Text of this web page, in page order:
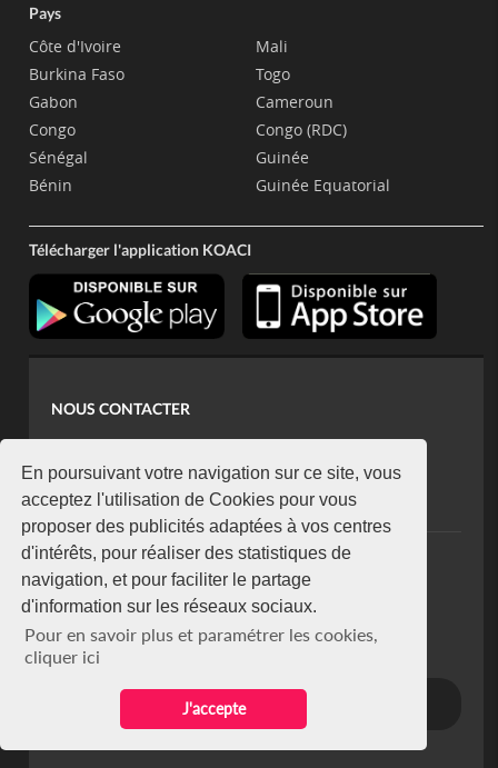
En poursuivant votre navigation sur ce site, vous
acceptez l'utilisation de Cookies pour vous
proposer des publicités adaptées à vos centres
d'intérêts, pour réaliser des statistiques de
navigation, et pour faciliter le partage
d'information sur les réseaux sociaux.
Pour en savoir plus et paramétrer les cookies,
cliquer ici
J'accepte
Pays
Côte d'Ivoire
Burkina Faso
Gabon
Congo
Sénégal
Bénin
Mali
Togo
Cameroun
Congo (RDC)
Guinée
Guinée Equatorial
Télécharger l'application KOACI
NOUS CONTACTER
koaci@yahoo.fr
+225 07 08 85 52 93
NEWSLETTER
Restez connecté via notre newsletter
S'abonner
Se désabonner